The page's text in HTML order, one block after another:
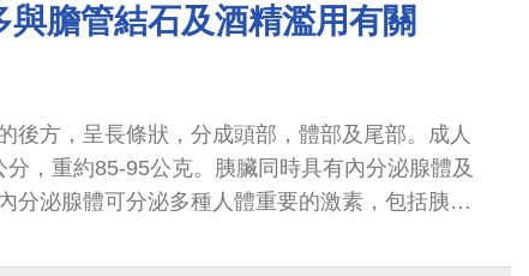
與膽管結石及酒精濫用有關
後方，呈長條狀，分成頭部，體部及尾部。成人
，重約85-95公克。胰臟同時具有內分泌腺體及
分泌腺體可分泌多種人體重要的激素，包括胰島